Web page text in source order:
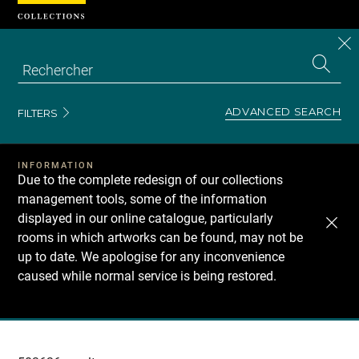
FILTERS ADVANCED SEARCH
INFORMATION
Due to the complete redesign of our collections
management tools, some of the information
displayed in our online catalogue, particularly
rooms in which artworks can be found, may not be
up to date. We apologise for any inconvenience
caused while normal service is being restored.
Recherche
Cookies management panel